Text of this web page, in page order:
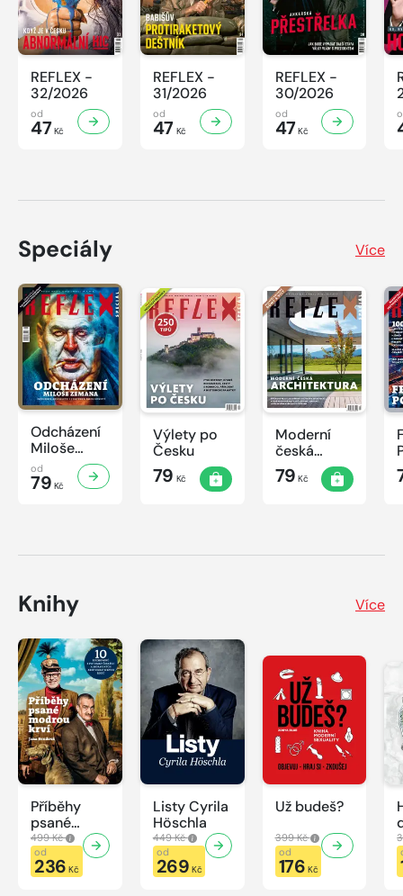
REFLEX -
32/2026
od
47 Kč
REFLEX -
31/2026
od
47 Kč
REFLEX -
30/2026
od
47Kč
Speciály Více
Odcházení
Miloše
Zemana
od
79 Kč
Výlety po
Česku
79 Kč
Moderní
česká
architektura
79 Kč
Knihy Více
Příběhy
psané
modrou
krví
499 Kč
od
236 Kč
Listy Cyrila
Höschla
449 Kč
od
269 Kč
Už budeš?
399 Kč
od
176 Kč